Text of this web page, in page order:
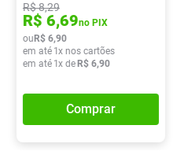
R$8,29
R$ 6,69no PIX
ou R$ 6,90
em até 1x nos cartões
em até 1x de R$ 6,90
Comprar